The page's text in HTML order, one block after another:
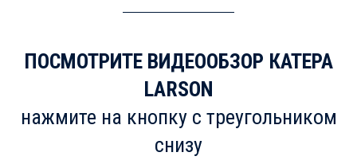
ПОСМОТРИТЕ ВИДЕООБЗОР КАТЕРА
LARSON
нажмите на кнопку с треугольником
снизу